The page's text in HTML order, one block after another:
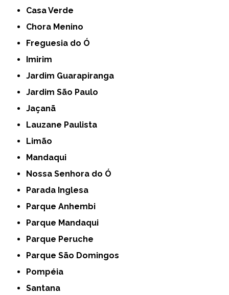
Casa Verde
Chora Menino
Freguesia do Ó
Imirim
Jardim Guarapiranga
Jardim São Paulo
Jaçanã
Lauzane Paulista
Limão
Mandaqui
Nossa Senhora do Ó
Parada Inglesa
Parque Anhembi
Parque Mandaqui
Parque Peruche
Parque São Domingos
Pompéia
Santana